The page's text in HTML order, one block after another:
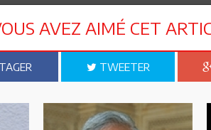
S’en sortir !
AVEZ AIMÉ CET
TWEETER